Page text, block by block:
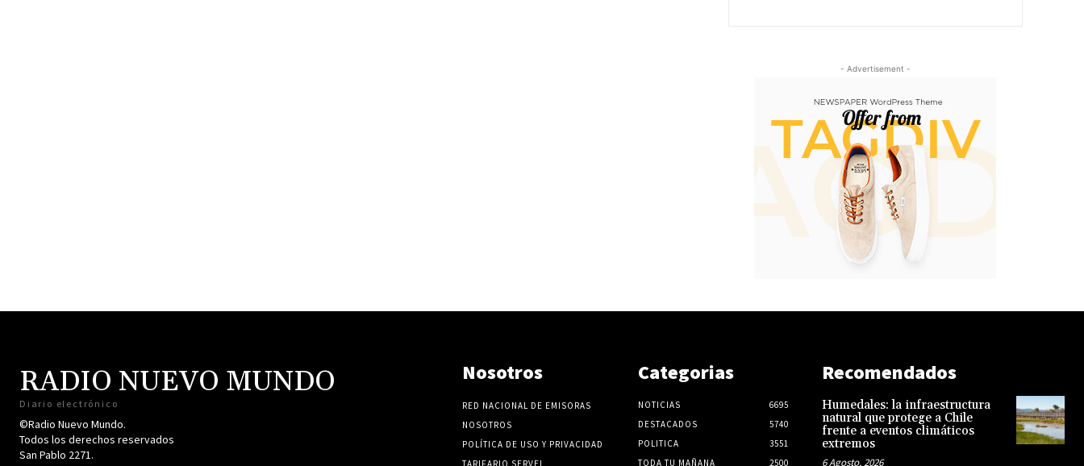
- Advertisement -
RADIO NUEVO MUNDO
Diario electrónico
©Radio Nuevo Mundo.
Todos los derechos reservados
San Pablo 2271.
Nosotros
RED NACIONAL DE EMISORAS
NOSOTROS
POLÍTICA DE USO Y PRIVACIDAD
TARIFARIO SERVEL
Categorias
NOTICIAS
6695
DESTACADOS
5740
POLITICA
3551
TODA TU MAÑANA
2500
Recomendados
Humedales: la infraestructura
natural que protege a Chile
frente a eventos climáticos
extremos
6 Agosto, 2026